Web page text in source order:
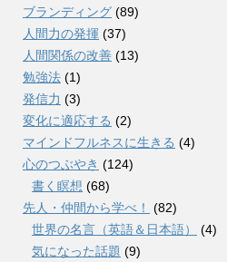
ブランディング (89)
人間力の発揮 (37)
人間関係の改善 (13)
勉強法 (1)
発信力 (3)
変化に適応する (2)
マインドフルネスに生きる (4)
心のつぶやき (124)
書く瞑想 (68)
先人・仲間から学べ！
(82)
世界の名言（英語＆日本語）
(4)
気になった話題 (9)